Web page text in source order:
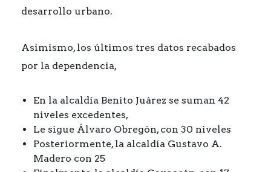
desarrollo urbano.
Asimismo, los últimos tres datos recabados
por la dependencia,
En la alcaldía Benito Juárez se suman 42
niveles excedentes,
Le sigue Álvaro Obregón, con 30 niveles
Posteriormente, la alcaldía Gustavo A.
Madero con 25